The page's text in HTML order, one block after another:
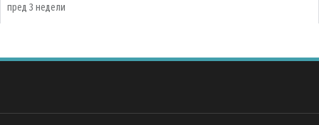
пред 3 недели